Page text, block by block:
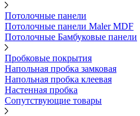
Потолочные панели
Потолочные панели Maler MDF
Потолочные Бамбуковые панели
Пробковые покрытия
Напольная пробка замковая
Напольная пробка клеевая
Настенная пробка
Сопутствующие товары